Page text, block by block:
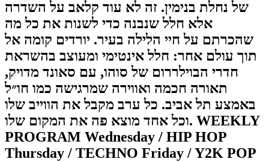
של נחלת בנימין. זה לא עוד קלאב על השדרה
אלא חלל שנבנה כדי לשנות את כל מה
שהכרתם על חיי הלילה בעיר. יורדים קומה אל
תוך עולם אחר: חלל אינטימי ומעוצב בהשראת
חדרי הבוילררום של סוהו, עם סאונד מדויק,
תאורה חכמה ואווירה שמרגישה כמו חו״ל
באמצע תל אביב. כל ערב מקבל את הווייב שלו
וכל אחד מוצא פה את המקום שלו. WEEKLY
PROGRAM Wednesday / HIP HOP
Thursday / TECHNO Friday / Y2K POP